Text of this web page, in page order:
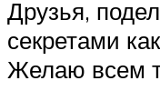
Друзья,
секретами
Желаю всем